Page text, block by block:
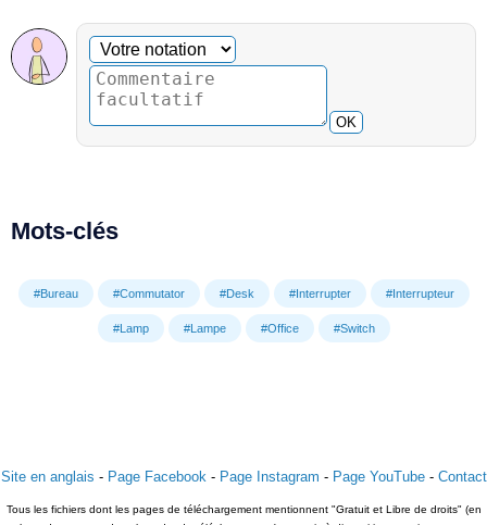
Commentaire facultatif
Votre notation
OK
Mots-clés
#Bureau #Commutator #Desk #Interrupter #Interrupteur
#Lamp #Lampe #Office #Switch
Site en anglais - Page Facebook - Page Instagram - Page YouTube- Contact
Tous les fichiers dont les pages de téléchargement mentionnent "Gratuit et Libre de droits" (en